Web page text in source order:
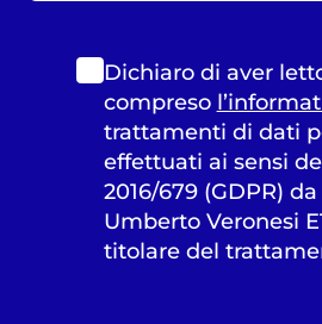
Dichiaro di aver
compreso
trattamenti di dati
effettuati ai sensi
2016/679 (GDPR)
Umberto Veronesi
titolare del